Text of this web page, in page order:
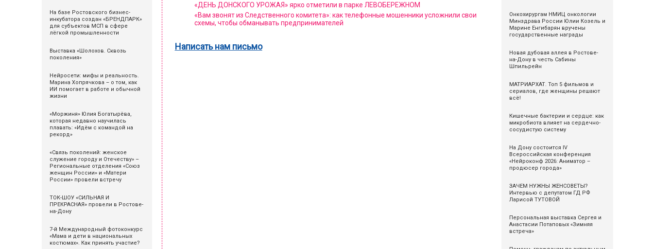
На базе Ростовского бизнес-
инкубатора создан «БРЕНДПАРК»
для субъектов МСП в сфере
лёгкой промышленности
Выставка «Шолохов. Сквозь
поколения»
Нейросети: мифы и реальность.
Марина Хопрячкова – о том, как
ИИ помогает в работе и обычной
жизни
«Моржиня» Юлия Богатырёва,
которая недавно научилась
плавать: «Идём с командой на
рекорд»
«Связь поколений: женское
служение городу и Отечеству» –
Региональные отделения «Союз
женщин России» и «Матери
России» провели встречу
ТОК-ШОУ «СИЛЬНАЯ И
ПРЕКРАСНАЯ» провели в Ростове-
на-Дону
7-й Международный фотоконкурс
«Мама и дети в национальных
костюмах». Как принять участие?
«ДЕНЬ ДОНСКОГО УРОЖАЯ» ярко отметили в парке ЛЕВОБЕРЕЖНОМ
«Вам звонят из Следственного комитета»: как телефонные мошенники усложнили свои
схемы, чтобы обманывать предпринимателей
Написать нам письмо
Онкохирургам НМИЦ онкологии
Минздрава России Юлии Козель и
Марине Енгибарян вручены
государственные награды
Новая дубовая аллея в Ростове-
на-Дону в честь Сабины
Шпильрейн
МАТРИАРХАТ. Топ 5 фильмов и
сериалов, где женщины решают
всё!
Кишечные бактерии и сердце: как
микробиота влияет на сердечно-
сосудистую систему
На Дону состоится IV
Всероссийская конференция
«Нейроконф 2026: Аниматор –
продюсер города»
ЗАЧЕМ НУЖНЫ ЖЕНСОВЕТЫ?
Интервью с депутатом ГД РФ
Ларисой ТУТОВОЙ
Персональная выставка Сергея и
Анастасии Потаповых «Зимняя
встреча»